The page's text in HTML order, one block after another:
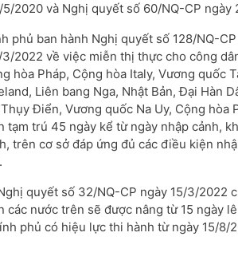
2020 và Nghị quyết số 60/NQ-CP
phủ ban hành Nghị quyết số 128/NQ-
2022 về việc miễn thị thực cho công
hòa Pháp, Cộng hòa Italy, Vương quốc
Liên bang Nga, Nhật Bản, Đại Hàn
Điển, Vương quốc Na Uy, Cộng hòa
tạm trú 45 ngày kể từ ngày nhập cảnh,
trên cơ sở đáp ứng đủ các điều kiện
quyết số 32/NQ-CP ngày 15/3/2022
các nước trên sẽ được nâng từ 15 ngày
phủ có hiệu lực thi hành từ ngày 15/8/